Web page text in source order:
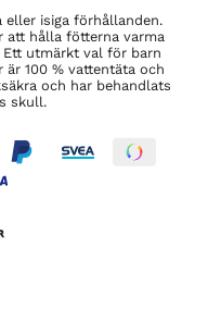
isiga förhållanden.
att hålla fötterna varma
utmärkt val för barn
100 % vattentäta och
och har behandlats
skull.